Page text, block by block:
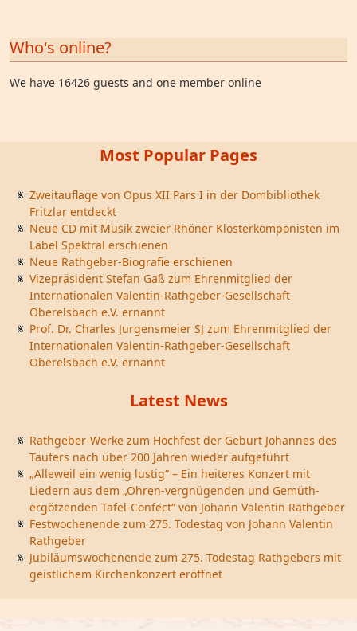
Who's online?
We have 16426 guests and one member online
Most Popular Pages
Zweitauflage von Opus XII Pars I in der Dombibliothek
Fritzlar entdeckt
Neue CD mit Musik zweier Rhöner Klosterkomponisten im
Label Spektral erschienen
Neue Rathgeber-Biografie erschienen
Vizepräsident Stefan Gaß zum Ehrenmitglied der
Internationalen Valentin-Rathgeber-Gesellschaft
Oberelsbach e.V. ernannt
Prof. Dr. Charles Jurgensmeier SJ zum Ehrenmitglied der
Internationalen Valentin-Rathgeber-Gesellschaft
Oberelsbach e.V. ernannt
Latest News
Rathgeber-Werke zum Hochfest der Geburt Johannes des
Täufers nach über 200 Jahren wieder aufgeführt
„Alleweil ein wenig lustig“ – Ein heiteres Konzert mit
Liedern aus dem „Ohren-vergnügenden und Gemüth-
ergötzenden Tafel-Confect“ von Johann Valentin Rathgeber
Festwochenende zum 275. Todestag von Johann Valentin
Rathgeber
Jubiläumswochenende zum 275. Todestag Rathgebers mit
geistlichem Kirchenkonzert eröffnet